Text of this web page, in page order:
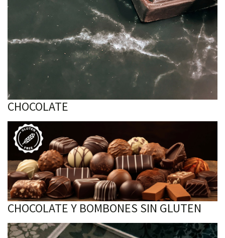
CHOCOLATE
CHOCOLATE Y BOMBONES SIN GLUTEN